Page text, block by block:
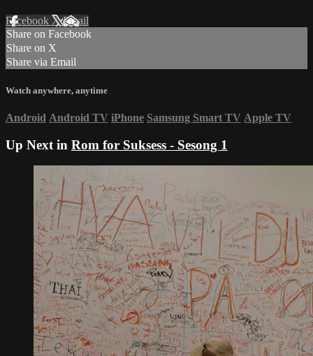
Facebook XEmail
Share on Facebook
Share on X
Share via Email
Watch anywhere, anytime
Android Android TV iPhone Samsung Smart TV Apple TV
Up Next in Rom for Suksess - Sesong 1